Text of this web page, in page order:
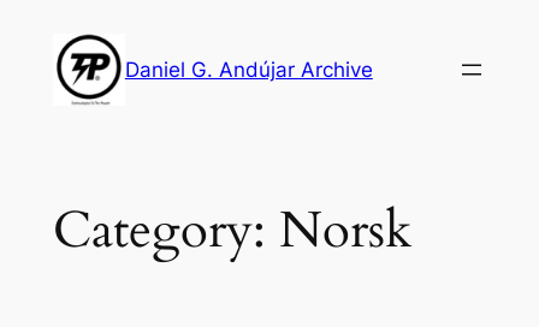
content
Daniel G. Andújar Archive
Category: Norsk